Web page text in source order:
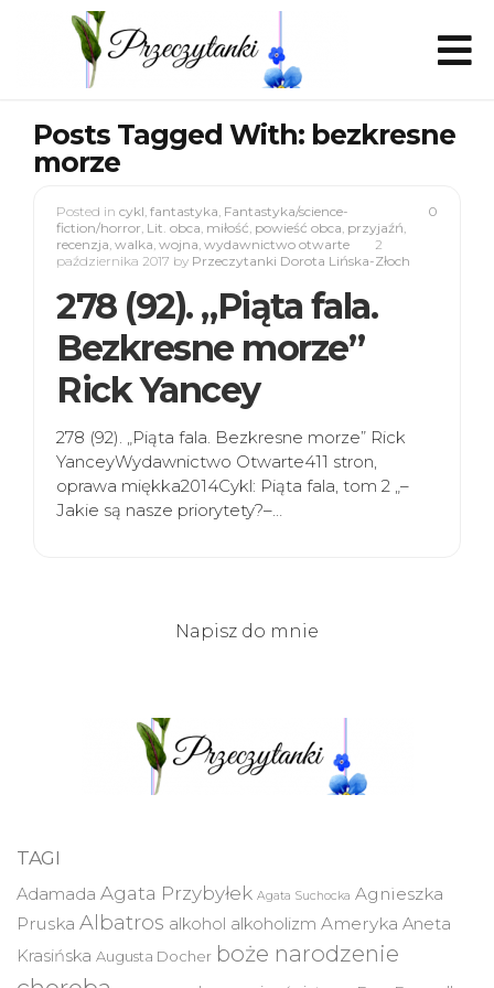
Posts Tagged With: bezkresne
morze
0
Posted in cykl, fantastyka, Fantastyka/science-
fiction/horror, Lit. obca, miłość, powieść obca, przyjaźń,
recenzja, walka, wojna, wydawnictwo otwarte
2
października 2017 by Przeczytanki Dorota Lińska-Złoch
278 (92). „Piąta fala.
Bezkresne morze”
Rick Yancey
278 (92). „Piąta fala. Bezkresne morze” Rick
YanceyWydawnictwo Otwarte411 stron,
oprawa miękka2014Cykl: Piąta fala, tom 2 „–
Jakie są nasze priorytety?–…
Napisz do mnie
TAGI
Adamada Agata Przybyłek Agata Suchocka Agnieszka
Pruska Albatros alkohol alkoholizm Ameryka Aneta
Krasińska Augusta Docher boże narodzenie